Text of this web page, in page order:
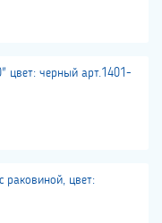
цвет: черный арт.1401-
раковиной, цвет: